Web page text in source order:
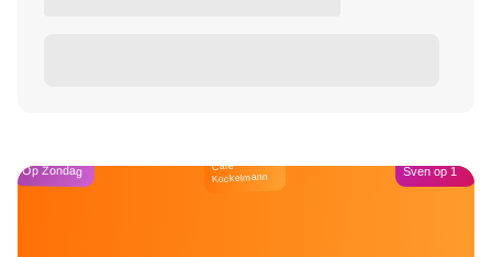
Op Zondag Café
Kockelmann Sven op 1